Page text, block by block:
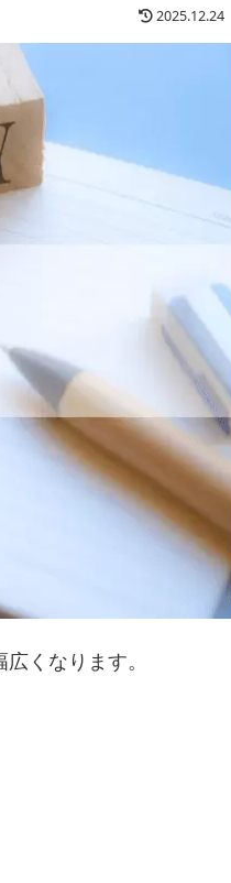
2025.12.24
くなります。